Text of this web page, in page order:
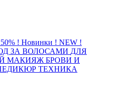
! Новинки ! NEW !
ЗА ВОЛОСАМИ ДЛЯ
МАКИЯЖ БРОВИ И
ТЕХНИКА